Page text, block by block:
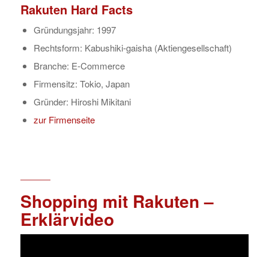
Rakuten Hard Facts
Gründungsjahr: 1997
Rechtsform: Kabushiki-gaisha (Aktiengesellschaft)
Branche: E-Commerce
Firmensitz: Tokio, Japan
Gründer: Hiroshi Mikitani
zur Firmenseite
Shopping mit Rakuten –
Erklärvideo